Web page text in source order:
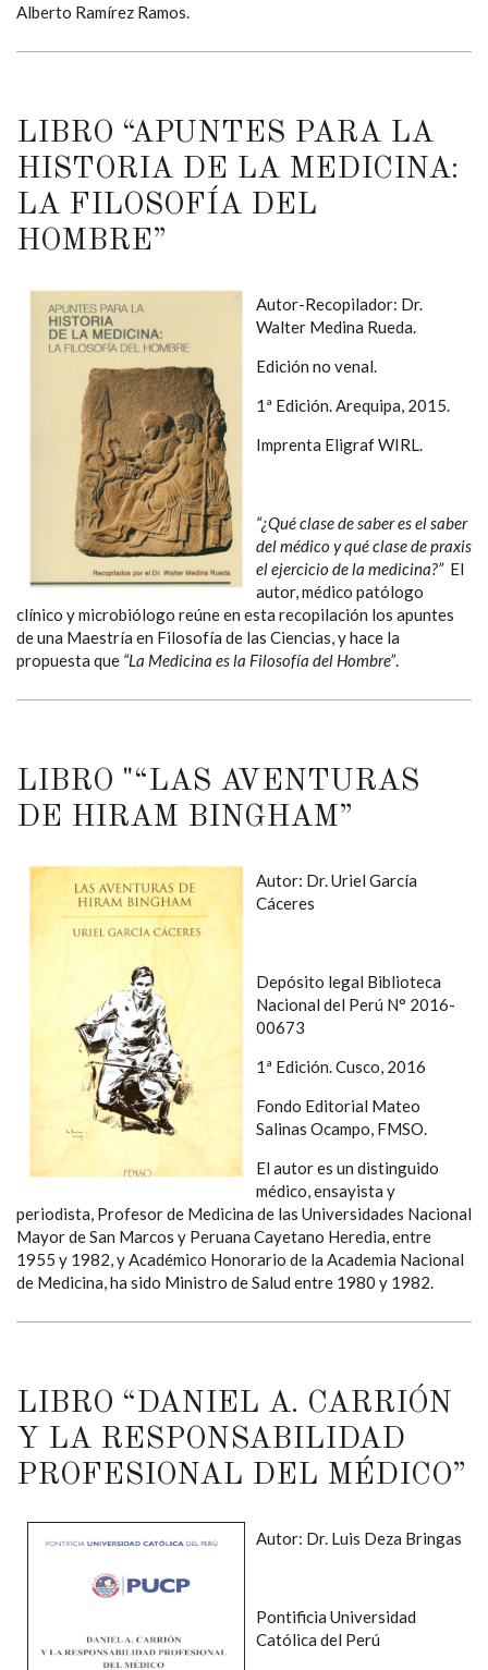
Alberto Ramírez Ramos.
LIBRO “APUNTES PARA LA
HISTORIA DE LA MEDICINA:
LA FILOSOFÍA DEL
HOMBRE”
Autor-Recopilador: Dr.
Walter Medina Rueda.
Edición no venal.
1ª Edición. Arequipa, 2015.
Imprenta Eligraf WIRL.
“¿Qué clase de saber es el saber
del médico y qué clase de praxis
el ejercicio de la medicina?”El
autor, médico patólogo
clínico y microbiólogo reúne en esta recopilación los apuntes
de una Maestría en Filosofía de las Ciencias, y hace la
propuesta que “La Medicina es la Filosofía del Hombre”.
LIBRO "“LAS AVENTURAS
DE HIRAM BINGHAM”
Autor: Dr. Uriel García
Cáceres
Depósito legal Biblioteca
Nacional del Perú N° 2016-
00673
1ª Edición. Cusco, 2016
Fondo Editorial Mateo
Salinas Ocampo, FMSO.
El autor es un distinguido
médico, ensayista y
periodista, Profesor de Medicina de las Universidades Nacional
Mayor de San Marcos y Peruana Cayetano Heredia, entre
1955 y 1982, y Académico Honorario de la Academia Nacional
de Medicina, ha sido Ministro de Salud entre 1980 y 1982.
LIBRO “DANIEL A. CARRIÓN
Y LA RESPONSABILIDAD
PROFESIONAL DEL MÉDICO”
Autor: Dr. Luis Deza Bringas
Pontificia Universidad
Católica del Perú